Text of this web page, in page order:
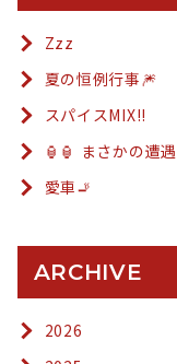
Zzz
夏の恒例行事🎆
スパイスMIX!!
🏮🏮 まさかの遭
愛車🚬
ARCHIVE
2026